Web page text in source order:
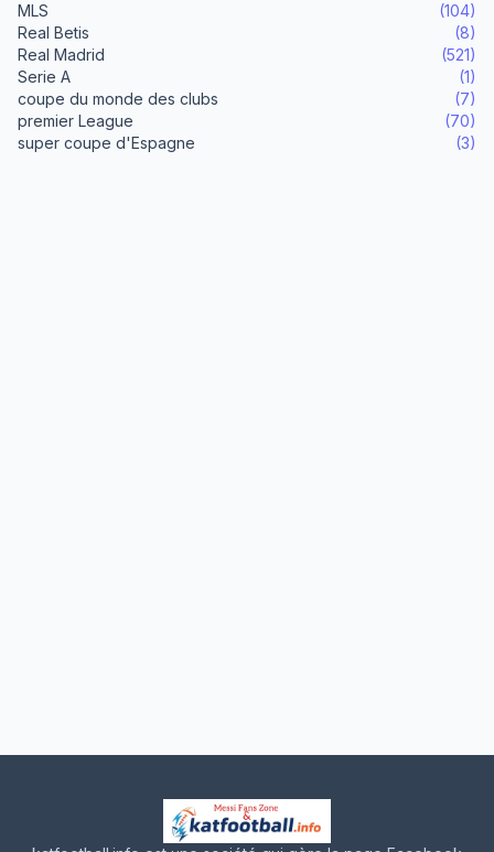
MLS
(104)
Real Betis
(8)
Real Madrid
(521)
Serie A
(1)
coupe du monde des clubs
(7)
premier League
(70)
super coupe d'Espagne
(3)